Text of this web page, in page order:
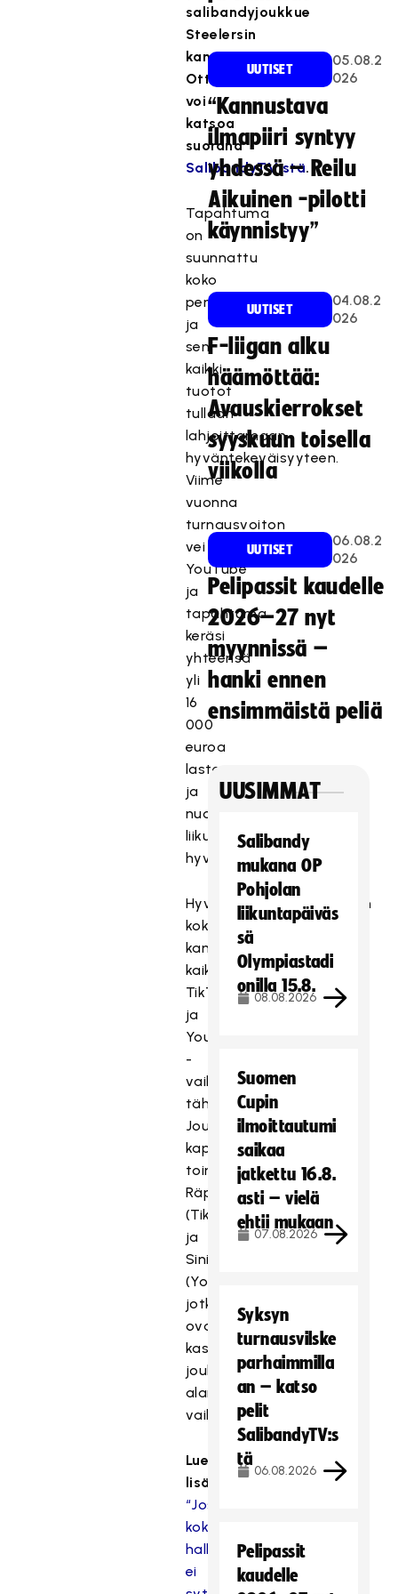
salibandyjoukkue
Steelersin
kanssa.
Ottelun
voi
katsoa
suorana
SalibandyTV:stä.
Tapahtuma
on
suunnattu
koko
perheelle
ja
sen
kaikki
tuotot
tullaan
lahjoittamaan
hyväntekeväisyyteen.
Viime
vuonna
turnausvoiton
vei
YouTube
ja
tapahtuma
keräsi
yhteensä
yli
16
000
euroa
lasten
ja
nuorten
liikunnan
hyväksi.
Hyväntekeväisyysotteluun
kokoontuvat
kamppailemaan
kaikki
TikTok-
ja
YouTube
-
vaikuttajien
tähdistöä.
Joukkueiden
kapteeneina
toimivat
Räpfaija
(TikTok)
ja
Siniverkkarimies
(YouTube),
jotka
ovat
kasanneet
joukkueensa
alan
vaikuttajista.
Lue
lisää:
“Jos
koko
halli
ei
UUTISET
05.08.2
026
“Kannustava
ilmapiiri syntyy
yhdessä – Reilu
Aikuinen -pilotti
käynnistyy”
UUTISET
04.08.2
026
F-liigan alku
häämöttää:
Avauskierrokset
syyskuun toisella
viikolla
UUTISET
06.08.2
026
Pelipassit kaudelle
2026–27 nyt
myynnissä –
hanki ennen
ensimmäistä peliä
UUSIMMAT
Salibandy
mukana OP
Pohjolan
liikuntapäiväs
sä
Olympiastadi
onilla 15.8.
08.08.2026
Suomen
Cupin
ilmoittautumi
saikaa
jatkettu 16.8.
asti – vielä
ehtii mukaan
07.08.2026
Syksyn
turnausvilske
parhaimmilla
an – katso
pelit
SalibandyTV:s
tä
06.08.2026
Pelipassit
kaudelle